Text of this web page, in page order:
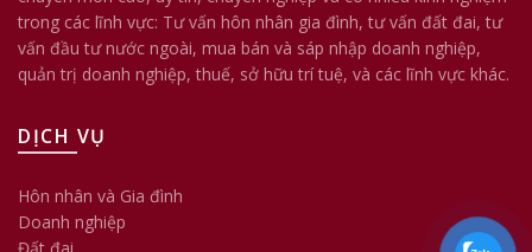
trong các lĩnh vực: Tư vấn hôn nhân gia đình, tư vấn đất đai, tư
vấn đầu tư nước ngoài, mua bán và sáp nhập doanh nghiệp,
quản trị doanh nghiệp, thuế, sở hữu trí tuệ, và các lĩnh vực khác.
DỊCH VỤ
Hôn nhân và Gia đình
Doanh nghiệp
Đất đai